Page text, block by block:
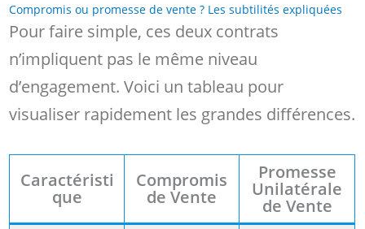
Compromis ou promesse de vente ? Les subtilités expliquées
Pour faire simple, ces deux contrats
n’impliquent pas le même niveau
d’engagement. Voici un tableau pour
visualiser rapidement les grandes différences.
Caractéristi
que
Compromis
de Vente
Promesse
Unilatérale
de Vente